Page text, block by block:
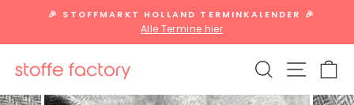
Inhalt
Pause
🎉 STOFFMARKT HOLLAND TERMINKALENDER 🎉
Alle Termine hier
SUCHE